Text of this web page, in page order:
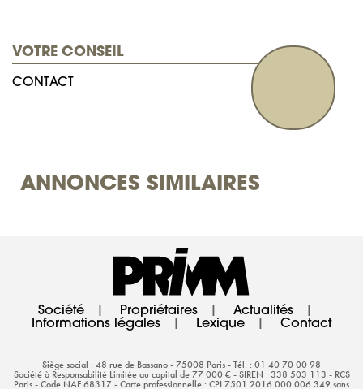
VOTRE CONSEIL
CONTACT
ANNONCES SIMILAIRES
Société Propriétaires Actualités
Informations légales
Lexique Contact
Siège social : 48 rue de Bassano - 75008 Paris - Tél. : 01 40 70 00 98
Société à Responsabilité Limitée au capital de 77 000 € - SIREN : 338 503 113 - RCS
Paris - Code NAF 6831Z - Carte professionnelle : CPI 7501 2016 000 006 349 sans